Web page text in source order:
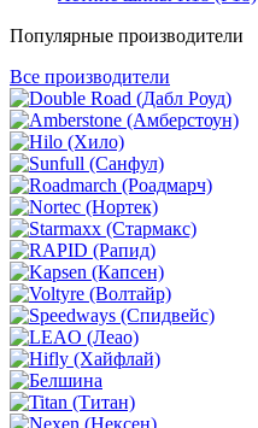
Популярные производители
Все производители